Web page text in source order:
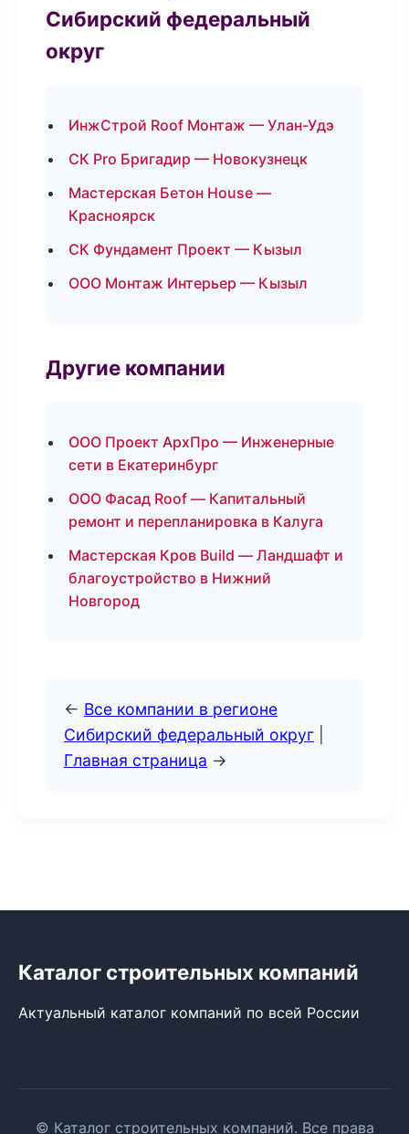
Сибирский федеральный
округ
ИнжСтрой Roof Монтаж — Улан-Удэ
СК Pro Бригадир — Новокузнецк
Мастерская Бетон House —
Красноярск
СК Фундамент Проект — Кызыл
ООО Монтаж Интерьер — Кызыл
Другие компании
ООО Проект АрхПро — Инженерные
сети в Екатеринбург
ООО Фасад Roof — Капитальный
ремонт и перепланировка в Калуга
Мастерская Кров Build — Ландшафт и
благоустройство в Нижний
Новгород
← Все компании в регионе
Сибирский федеральный округ
Главная страница →
Каталог строительных компаний
Актуальный каталог компаний по всей России
© Каталог строительных компаний. Все права